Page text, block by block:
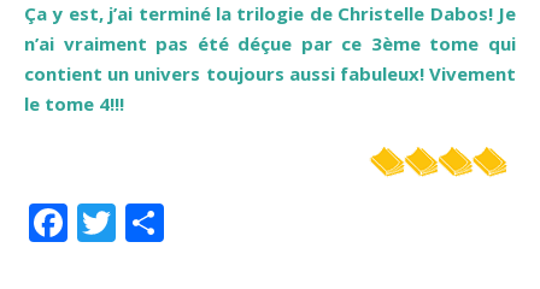
Ça y est, j’ai terminé la trilogie de Christelle Dabos! Je
n’ai vraiment pas été déçue par ce 3ème tome qui
contient un univers toujours aussi fabuleux! Vivement
le tome 4!!!
Facebook
Twitter